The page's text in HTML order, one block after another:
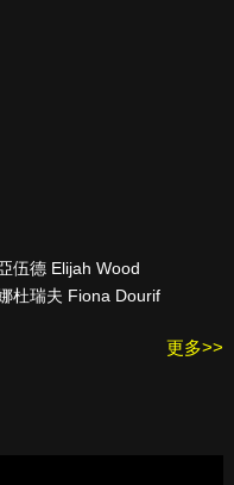
伍德 Elijah Wood
杜瑞夫 Fiona Dourif
更多>>